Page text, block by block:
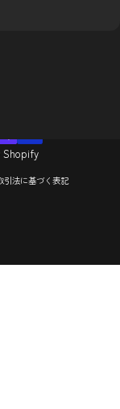
Shopify
引法に基づく表記